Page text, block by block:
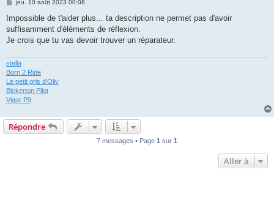
M
s
s
a
g
jeu. 10 août 2023 00:08
Impossible de t'aider plus... ta description ne permet pas d'avoir
suffisamment d'éléments de réflexion.
Je crois que tu vas devoir trouver un réparateur.
stella
Born 2 Ride
Le petit gris d'Oliv
Bickerton Pilot
Vigor P9
Répondre
7 messages • Page 1 sur 1
Aller à